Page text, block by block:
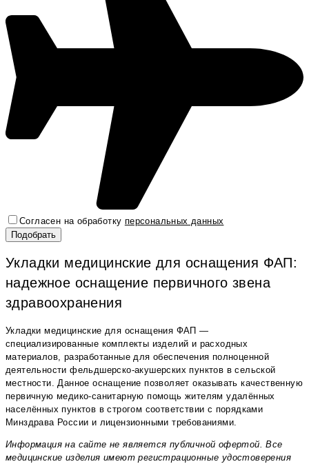
Согласен на обработку персональных данных
Укладки медицинские для оснащения ФАП:
надежное оснащение первичного звена
здравоохранения
Укладки медицинские для оснащения ФАП —
специализированные комплекты изделий и расходных
материалов, разработанные для обеспечения полноценной
деятельности фельдшерско-акушерских пунктов в сельской
местности. Данное оснащение позволяет оказывать качественную
первичную медико-санитарную помощь жителям удалённых
населённых пунктов в строгом соответствии с порядками
Минздрава России и лицензионными требованиями.
Информация на сайте не является публичной офертой. Все
медицинские изделия имеют регистрационные удостоверения